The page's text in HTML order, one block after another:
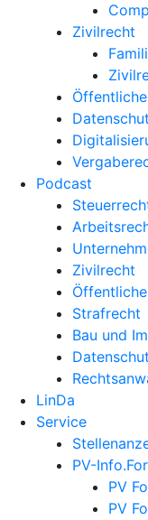
Zivilrecht
Podcast
Zivilrecht
Strafrecht
Bau und
LinDa
Service
PV-
PV
PV